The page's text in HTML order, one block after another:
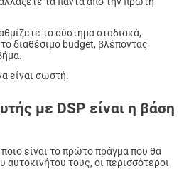
το σύστημα σταδιακά,
διαθέσιμο budget, βλέποντας
είναι σωστή.
με DSP είναι η βάση
είναι το πρώτο πράγμα που θα
τους, οι περισσότεροι